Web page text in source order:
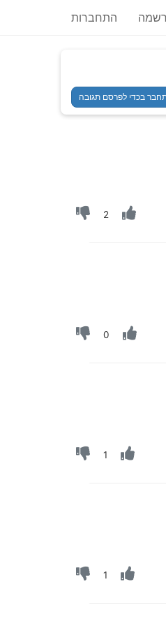
התחברות
בכדי לפרסם תגובה
2
0
1
1